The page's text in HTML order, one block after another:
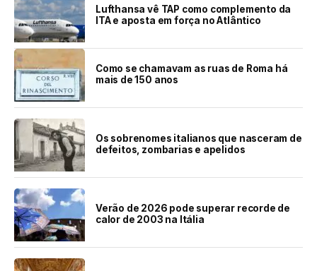
Lufthansa vê TAP como complemento da
ITA e aposta em força no Atlântico
Como se chamavam as ruas de Roma há
mais de 150 anos
Os sobrenomes italianos que nasceram de
defeitos, zombarias e apelidos
Verão de 2026 pode superar recorde de
calor de 2003 na Itália